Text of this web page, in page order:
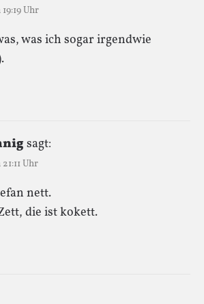
Uhr
was ich sogar irgendwie
sagt:
Uhr
nett.
die ist kokett.